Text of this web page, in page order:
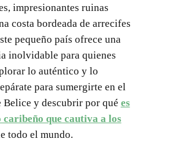
impresionantes ruinas
costa bordeada de arrecifes
pequeño país ofrece una
inolvidable para quienes
lo auténtico y lo
para sumergirte en el
Belice y descubrir por qué es
caribeño que cautiva a los
todo el mundo.